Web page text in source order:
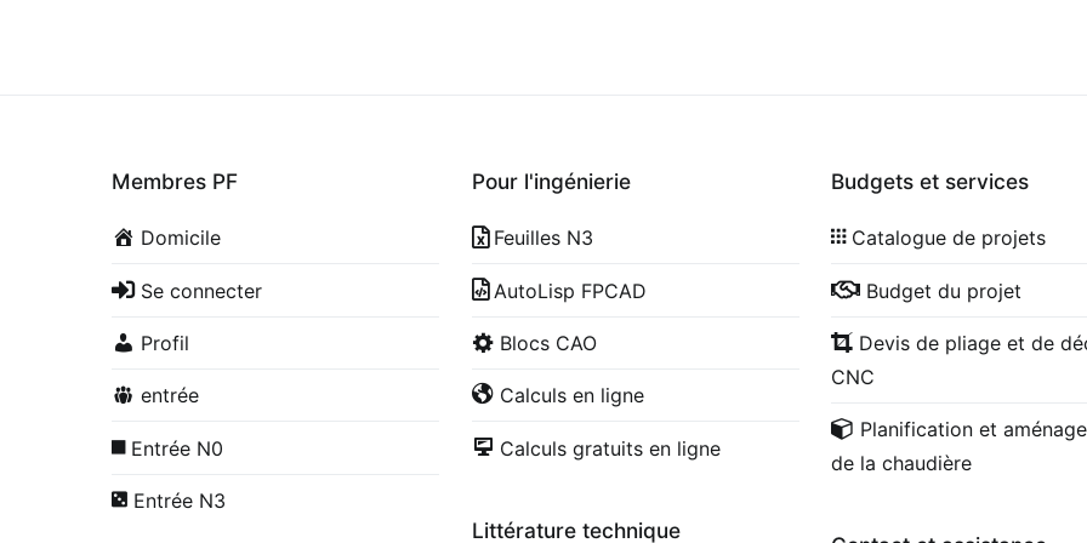
Membres PF
Domicile
Se connecter
Profil
entrée
Entrée N0
Entrée N3
Pour l'ingénierie
Feuilles N3
AutoLisp FPCAD
Blocs CAO
Calculs en ligne
Calculs gratuits en ligne
Littérature technique
Budgets et services
Catalogue de projets
Budget du projet
Devis de pliage et de
CNC
Planification et
de la chaudière